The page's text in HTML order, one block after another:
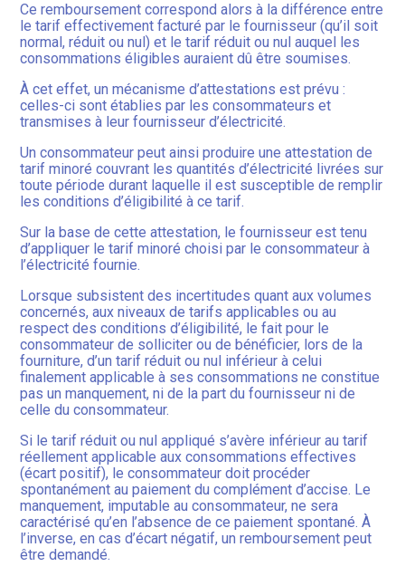
Ce remboursement correspond alors à la différence entre
le tarif effectivement facturé par le fournisseur (qu’il soit
normal, réduit ou nul) et le tarif réduit ou nul auquel les
consommations éligibles auraient dû être soumises.
À cet effet, un mécanisme d’attestations est prévu :
celles-ci sont établies par les consommateurs et
transmises à leur fournisseur d’électricité.
Un consommateur peut ainsi produire une attestation de
tarif minoré couvrant les quantités d’électricité livrées sur
toute période durant laquelle il est susceptible de remplir
les conditions d’éligibilité à ce tarif.
Sur la base de cette attestation, le fournisseur est tenu
d’appliquer le tarif minoré choisi par le consommateur à
l’électricité fournie.
Lorsque subsistent des incertitudes quant aux volumes
concernés, aux niveaux de tarifs applicables ou au
respect des conditions d’éligibilité, le fait pour le
consommateur de solliciter ou de bénéficier, lors de la
fourniture, d’un tarif réduit ou nul inférieur à celui
finalement applicable à ses consommations ne constitue
pas un manquement, ni de la part du fournisseur ni de
celle du consommateur.
Si le tarif réduit ou nul appliqué s’avère inférieur au tarif
réellement applicable aux consommations effectives
(écart positif), le consommateur doit procéder
spontanément au paiement du complément d’accise. Le
manquement, imputable au consommateur, ne sera
caractérisé qu’en l’absence de ce paiement spontané. À
l’inverse, en cas d’écart négatif, un remboursement peut
être demandé.